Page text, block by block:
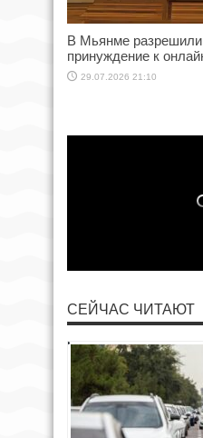
В Мьянме разрешили
принуждение к
29.07.2026 21:10
СЕЙЧАС ЧИТАЮТ